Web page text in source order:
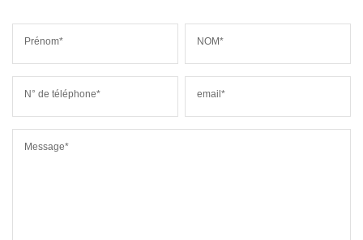
Prénom* NOM*
N° de téléphone* email*
Message*